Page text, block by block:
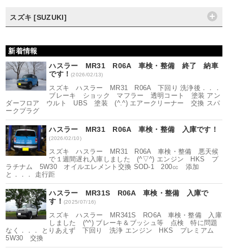
スズキ [SUZUKI]
新着情報
ハスラー MR31 R06A 車検・整備 終了 納車
です！(2026/02/13)
スズキ ハスラー MR31 R06A 下回り 洗浄後．．．
ブレーキ ショック マフラー 透明コート 塗装 アン
ダーフロア ウルト UBS 塗装 (^.^) エアークリーナー 交換 スパ
ークプラグ
ハスラー MR31 R06A 車検・整備 入庫です！
(2026/02/10)
スズキ ハスラー MR31 R06A 車検・整備 悪天候
で１週間遅れ入庫しました (^▽^) エンジン HKS プ
ラチナム 5W30 オイルエレメント交換 SOD-1 200㏄ 添加
と．．． 走行距
ハスラー MR31S R06A 車検・整備 入庫で
す！ (2025/07/16)
スズキ ハスラー MR341S RO6A 車検・整備 入庫
しました (^^) ブレーキ＆ブッシュ等 点検 特に問題
なく．．． とりあえず 下回り 洗浄 エンジン HKS プレミアム
5W30 交換